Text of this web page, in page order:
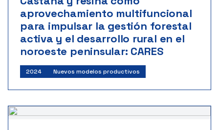
aprovechamiento multifuncional
para impulsar la gestión forestal
activa y el desarrollo rural en el
noroeste peninsular: CARES
2024 Nuevos modelos productivos